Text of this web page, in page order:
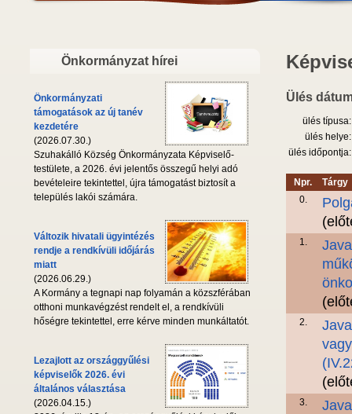
Önkormányzat hírei
Önkormányzati
támogatások az új tanév
kezdetére
(2026.07.30.)
Szuhakálló Község Önkormányzata Képviselő-
testülete, a 2026. évi jelentős összegű helyi adó
bevételeire tekintettel, újra támogatást biztosít a
település lakói számára.
Változik hivatali ügyintézés
rendje a rendkívüli időjárás
miatt
(2026.06.29.)
A Kormány a tegnapi nap folyamán a közszférában
otthoni munkavégzést rendelt el, a rendkívüli
hőségre tekintettel, erre kérve minden munkáltatót.
Lezajlott az országgyűlési
képviselők 2026. évi
általános választása
(2026.04.15.)
Ülés
ülés típusa:
ülés helye:
ülés időpontja:
Npr.
Tárgy
0.
1.
2.
3.